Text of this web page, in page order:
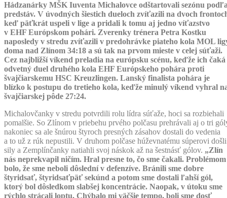
Hádzanárky MŠK Iuventa Michalovce odštartovali sezónu
predstáv. V úvodných šiestich dueloch zvíťazili na dvoch
keď päťkrát uspeli v lige a pridali k tomu aj jedno víťazstvo
v EHF Európskom pohári. Zverenky trénera Petra Kostku
naposledy v stredu zvíťazili v predohrávke piateho kola MOL
doma nad Zlínom 34:18 a sú tak na prvom mieste v celej súťaži.
Cez najbližší víkend preladia na európsku scénu, keďže ich čaká
odvetný duel druhého kola EHF Európskeho pohára proti
švajčiarskemu HSC Kreuzlingen. Lanský finalista pohára je
blízko k postupu do tretieho kola, keďže minulý víkend vyhral
švajčiarskej pôde 27:24.
Michalovčanky v stredu potvrdili rolu lídra súťaže, hoci sa rozbiehali
pomalšie. So Zlínom v priebehu prvého polčasu prehrávali aj o tri
nakoniec sa ale šnúrou štyroch presných zásahov dostali do vedenia
a to už z rúk nepustili. V druhom polčase húževnatému súperovi došli
sily a Zemplínčanky natiahli svoj náskok až na šestnásť gólov. „Zlín
nás neprekvapil ničím. Hral presne to, čo sme čakali. Problémom
bolo, že sme neboli dôslední v defenzíve. Bránili sme dobre
štyridsať, štyridsaťpäť sekúnd a potom sme dostali ľahší gól,
ktorý bol dôsledkom slabšej koncentrácie. Naopak, v útoku sme
rýchlo strácali loptu. Chýbalo mi väčšie tempo, boli sme dosť